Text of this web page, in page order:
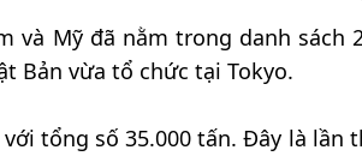
và Mỹ đã nằm trong danh sách
Bản vừa tổ chức tại Tokyo.
tổng số 35.000 tấn. Đây là lần